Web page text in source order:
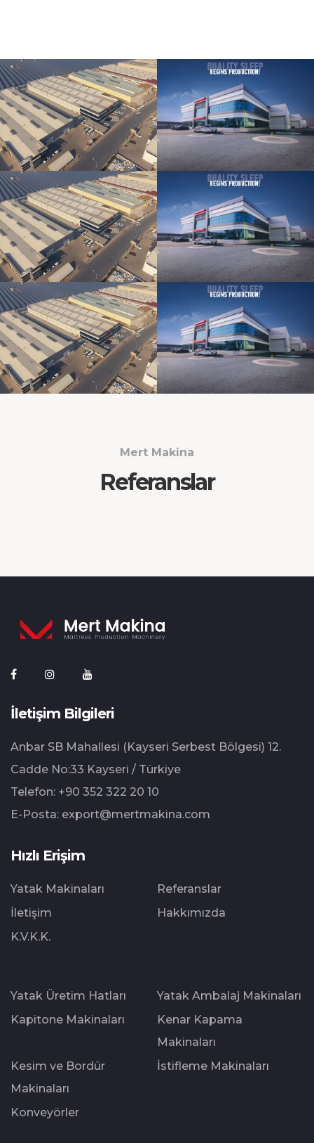
Mert Makina
Referanslar
İletişim Bilgileri
Anbar SB Mahallesi (Kayseri Serbest Bölgesi) 12.⁠
⁠Cadde No:33 Kayseri / Türkiye
Telefon: +90 352 322 20 10
E-Posta: export@mertmakina.com
Hızlı Erişim
Yatak Makinaları
Referanslar
İletişim
Hakkımızda
K.V.K.K.
Yatak Üretim Hatları
Yatak Ambalaj Makinaları
Kapitone Makinaları
Kenar Kapama
Makinaları
Kesim ve Bordür
Makinaları
İstifleme Makinaları
Konveyörler